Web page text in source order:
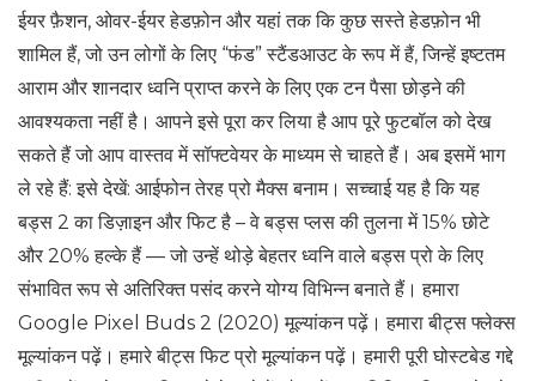
ईयर फ़ैशन, ओवर-ईयर हेडफ़ोन और यहां तक ​​​​कि कुछ सस्ते हेडफ़ोन भी
शामिल हैं, जो उन लोगों के लिए “फंड” स्टैंडआउट के रूप में हैं, जिन्हें इष्टतम
आराम और शानदार ध्वनि प्राप्त करने के लिए एक टन पैसा छोड़ने की
आवश्यकता नहीं है। आपने इसे पूरा कर लिया है आप पूरे फुटबॉल को देख
सकते हैं जो आप वास्तव में सॉफ्टवेयर के माध्यम से चाहते हैं। अब इसमें भाग
ले रहे हैं: इसे देखें: आईफोन तेरह प्रो मैक्स बनाम। सच्चाई यह है कि यह
बड्स 2 का डिज़ाइन और फिट है – वे बड्स प्लस की तुलना में 15% छोटे
और 20% हल्के हैं — जो उन्हें थोड़े बेहतर ध्वनि वाले बड्स प्रो के लिए
संभावित रूप से अतिरिक्त पसंद करने योग्य विभिन्न बनाते हैं। हमारा
Google Pixel Buds 2 (2020) मूल्यांकन पढ़ें। हमारा बीट्स फ्लेक्स
मूल्यांकन पढ़ें। हमारे बीट्स फिट प्रो मूल्यांकन पढ़ें। हमारी पूरी घोस्टबेड गद्दे